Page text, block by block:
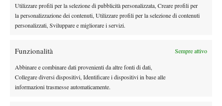
Utilizzare profili per la selezione di pubblicità personalizzata, Creare profili per
la personalizzazione dei contenuti, Utilizzare profili per la selezione di contenuti
personalizzati, Sviluppare e migliorare i servizi.
Funzionalità Sempre attivo
Abbinare e combinare dati provenienti da altre fonti di dati,
Collegare diversi dispositivi, Identificare i dispositivi in base alle
informazioni trasmesse automaticamente.
Intervista a Franco Merlone
Galvani, il tennista che “visse” due volte
27 Marzo 2013